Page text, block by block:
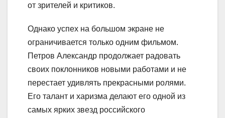
от зрителей и критиков.
Однако успех на большом экране не
ограничивается только одним фильмом.
Петров Александр продолжает радовать
своих поклонников новыми работами и не
перестает удивлять прекрасными ролями.
Его талант и харизма делают его одной из
самых ярких звезд российского